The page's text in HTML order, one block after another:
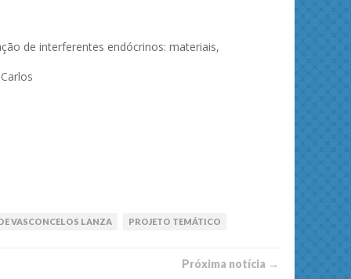
de interferentes endócrinos: materiais,
VASCONCELOS LANZA PROJETO TEMÁTICO
Próxima notí­­cia →